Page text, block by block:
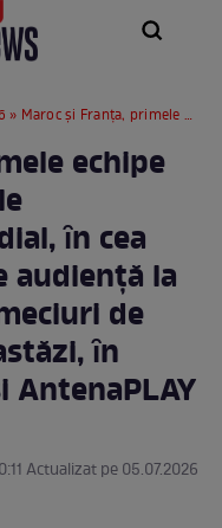
» Maroc și Franţa, primele echipe calificate ȋn sferturile Campionatului Mondial, ȋn cea de-a 24-a zi lider de audienţă la Antena 1. Urmează meciuri de poveste, ȋn optimi, astăzi, ȋn direct pe Antena 1 și AntenaPLAY
echipe
ȋn cea
audienţă la
de
ȋn
AntenaPLAY
Actualizat pe 05.07.2026